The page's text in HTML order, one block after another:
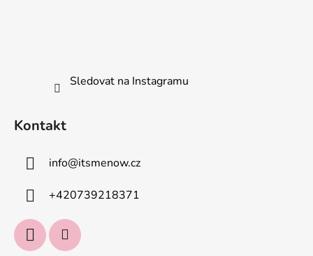
Sledovat na Instagramu
Kontakt
info@itsmenow.cz
+420739218371